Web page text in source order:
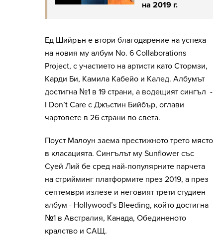
на 2019 г.
Ед Шийрън е втори благодарение на успеха
на новия му албум No. 6 Collaborations
Project, с участието на артисти като Стормзи,
Карди Би, Камила Кабейо и Kалед. Албумът
достигна №1 в 19 страни, а водещият сингъл -
I Don’t Care с Джъстин Бийбър, оглави
чартовете в 26 страни по света.
Поуст Малоун заема престижното трето място
в класацията. Сингълът му Sunflower със
Суей Лий бе сред най-популярните парчета
на стрийминг платформите през 2019, а през
септември излезе и неговият трети студиен
албум - Hollywood’s Bleeding, който достигна
№1 в Австралия, Канада, Обединеното
кралство и САЩ.